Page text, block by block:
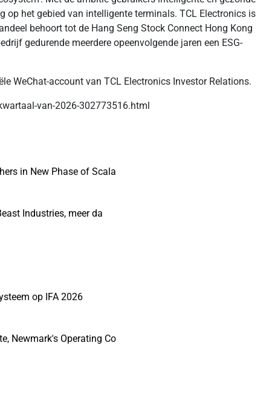
op het gebied van intelligente terminals. TCL Electronics is
behoort tot de Hang Seng Stock Connect Hong Kong
gedurende meerdere opeenvolgende jaren een ESG-
WeChat-account van TCL Electronics Investor Relations.
van-2026-302773516.html
in New Phase of Scala
Industries, meer da
op IFA 2026
Newmark's Operating Co